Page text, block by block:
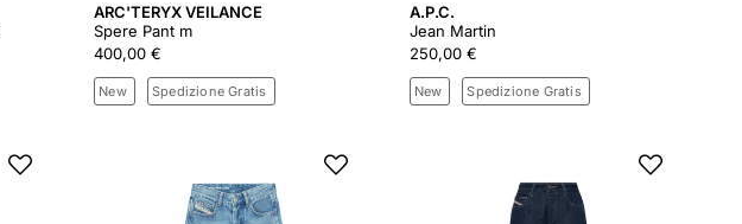
ARC'TERYX VEILANCE
Spere Pant m
400,00 €
New Spedizione Gratis
A.P.C.
Jean Martin
250,00 €
New Spedizione Gratis